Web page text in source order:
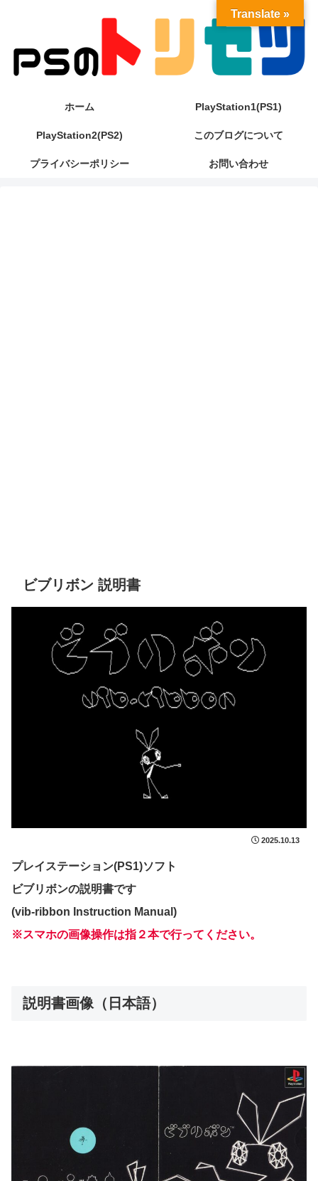
ホーム PlayStation1(PS1)
PlayStation2(PS2) このブログについて
プライバシーポリシー お問い合わせ
ビブリボン 説明書
2025.10.13
プレイステーション(PS1)ソフト
ビブリボンの説明書です
(vib-ribbon Instruction Manual)
※スマホの画像操作は指２本で行ってください。
説明書画像（日本語）
Translate »